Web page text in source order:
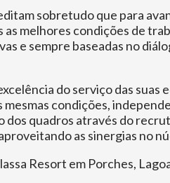
sobretudo que para
melhores condições de
sempre baseadas no
do serviço das
condições,
quadros através do
as sinergias no
Resort em Porches,